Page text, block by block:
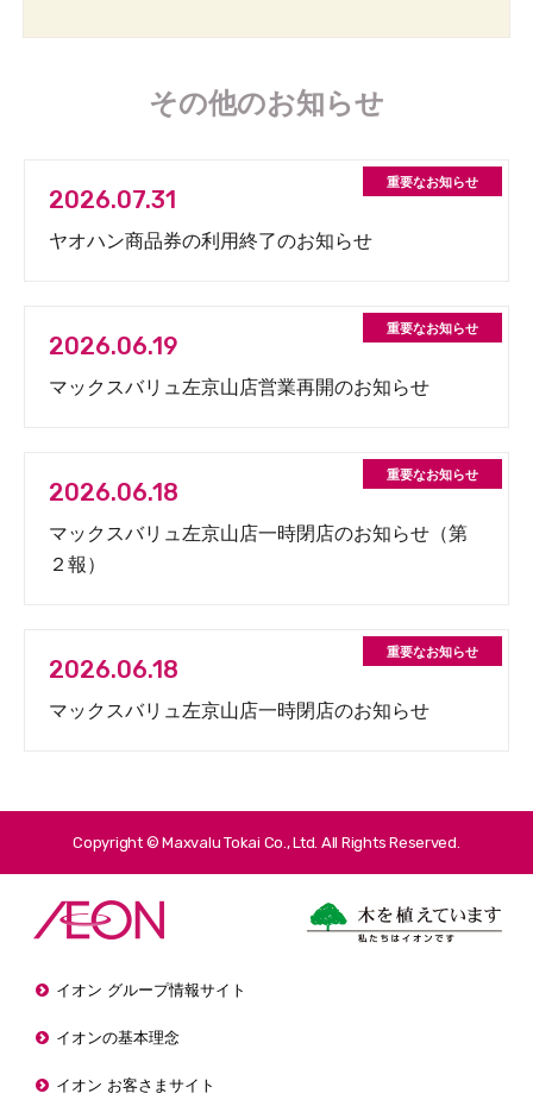
その他のお知らせ
2026.07.31
ヤオハン商品券の利用終了のお知らせ
2026.06.19
マックスバリュ左京山店営業再開のお知らせ
2026.06.18
マックスバリュ左京山店一時閉店のお知らせ（第
２報）
2026.06.18
マックスバリュ左京山店一時閉店のお知らせ
Copyright © Maxvalu Tokai Co., Ltd. All Rights Reserved.
イオン グループ情報サイト
イオンの基本理念
イオン お客さまサイト